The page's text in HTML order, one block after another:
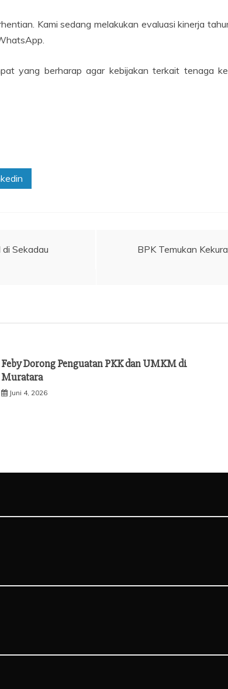
Kami sedang melakukan evaluasi kinerja
yang berharap agar kebijakan terkait tenaga
Sekadau
BPK Temukan
Feby Dorong Penguatan PKK dan UMKM di
Muratara
Juni 4, 2026